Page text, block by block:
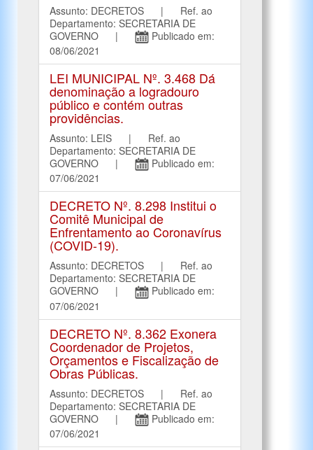
Assunto: DECRETOS | Ref. ao
Departamento: SECRETARIA DE
GOVERNO |
Publicado em:
08/06/2021
LEI MUNICIPAL Nº. 3.468 Dá
denominação a logradouro
público e contém outras
providências.
Assunto: LEIS | Ref. ao
Departamento: SECRETARIA DE
GOVERNO |
Publicado em:
07/06/2021
DECRETO Nº. 8.298 Institui o
Comitê Municipal de
Enfrentamento ao Coronavírus
(COVID-19).
Assunto: DECRETOS | Ref. ao
Departamento: SECRETARIA DE
GOVERNO |
Publicado em:
07/06/2021
DECRETO Nº. 8.362 Exonera
Coordenador de Projetos,
Orçamentos e Fiscalização de
Obras Públicas.
Assunto: DECRETOS | Ref. ao
Departamento: SECRETARIA DE
GOVERNO |
Publicado em:
07/06/2021